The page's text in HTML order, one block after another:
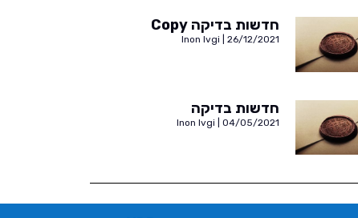
חדשות בדיקה Copy
Inon Ivgi 26/12/2021
חדשות בדיקה
Inon Ivgi 04/05/2021